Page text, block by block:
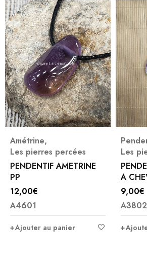
Amétrine,
Les pierres percées
PENDENTIF AMETRINE
PP
12,00€
A4601
Ajouter au panier
Les
A
9,00€
A3802